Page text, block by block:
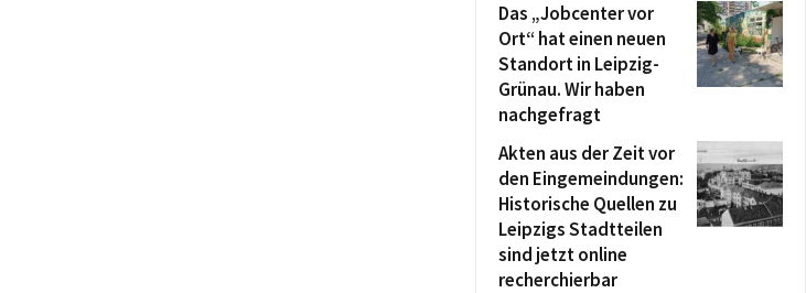
Das „Jobcenter vor
Ort“ hat einen neuen
Standort in Leipzig-
Grünau. Wir haben
nachgefragt
Akten aus der Zeit vor
den Eingemeindungen:
Historische Quellen zu
Leipzigs Stadtteilen
sind jetzt online
recherchierbar